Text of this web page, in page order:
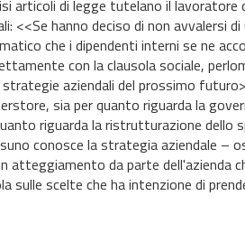
articoli di legge tutelano il lavoratore
<<Se hanno deciso di non avvalersi
che i dipendenti interni se ne
con la clausola sociale,
aziendali del prossimo
sia per quanto riguarda la
riguarda la ristrutturazione dello
conosce la strategia aziendale –
atteggiamento da parte dell'azienda
sulle scelte che ha intenzione di